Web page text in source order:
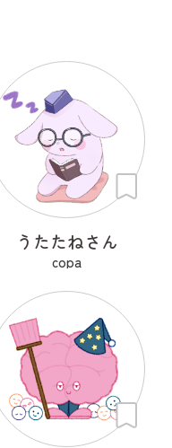
うたたねさん
copa